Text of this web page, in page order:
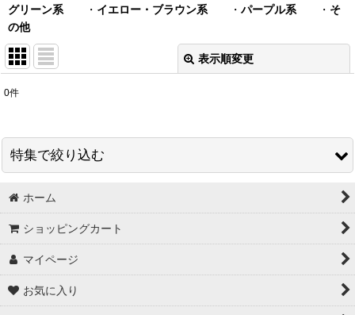
グリーン系 ・ イエロー・ブラウン系 ・ パープル系 ・ そ
の他
表示順変更
在庫あり
並び順:
0件
特集で絞り込む
スワロフスキー＃5328 グロス販売
秋特集
【３０円コーナー】 ビーズ ・ チャーム
ホーム
ショッピングカート
マイページ
お気に入り